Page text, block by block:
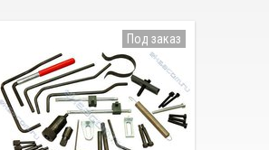
Под заказ